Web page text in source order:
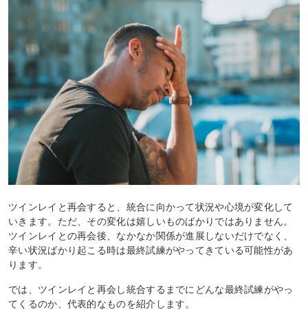
ツインレイと再会すると、統合に向かって状況や心境が変化して
いきます。ただ、その変化は嬉しいものばかりではありません。
ツインレイとの再会後、なかなか関係が進展しないだけでなく、
辛い状況ばかり起こる時は最終試練がやってきている可能性があ
ります。
では、ツインレイと再会し統合するまでにどんな最終試練がやっ
てくるのか、代表的なものを紹介します。